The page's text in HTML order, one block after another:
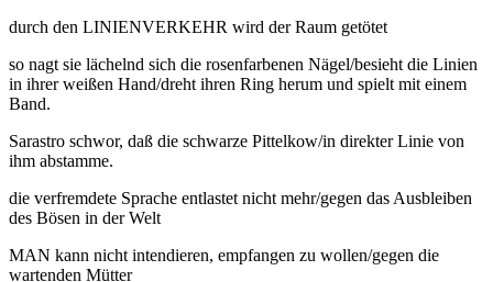
durch den LINIENVERKEHR wird der Raum getötet
so nagt sie lächelnd sich die rosenfarbenen Nägel/besieht die Linien
in ihrer weißen Hand/dreht ihren Ring herum und spielt mit einem
Band.
Sarastro schwor, daß die schwarze Pittelkow/in direkter Linie von
ihm abstamme.
die verfremdete Sprache entlastet nicht mehr/gegen das Ausbleiben
des Bösen in der Welt
MAN kann nicht intendieren, empfangen zu wollen/gegen die
wartenden Mütter